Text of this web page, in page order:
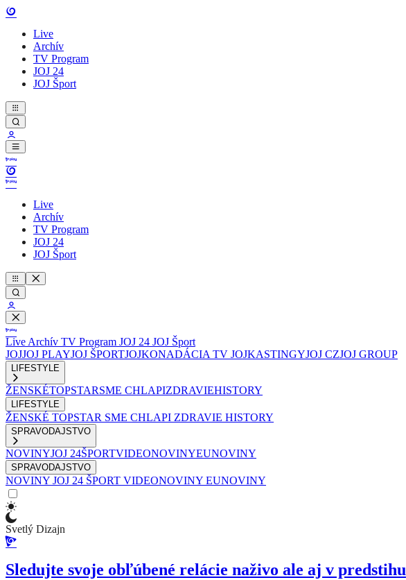
Live
Archív
TV Program
JOJ 24
JOJ Šport
Live
Archív
TV Program
JOJ 24
JOJ Šport
Live Archív TV Program JOJ 24 JOJ Šport
JOJJOJ PLAYJOJ ŠPORTJOJKONADÁCIA TV JOJKASTINGYJOJ CZJOJ GROUP
LIFESTYLE
ŽENSKÉTOPSTARSME CHLAPIZDRAVIEHISTORY
LIFESTYLE
ŽENSKÉ TOPSTAR SME CHLAPI ZDRAVIE HISTORY
SPRAVODAJSTVO
NOVINYJOJ 24ŠPORTVIDEONOVINYEUNOVINY
SPRAVODAJSTVO
NOVINY JOJ 24 ŠPORT VIDEONOVINY EUNOVINY
Svetlý Dizajn
Sledujte svoje obľúbené relácie naživo ale aj v predstihu